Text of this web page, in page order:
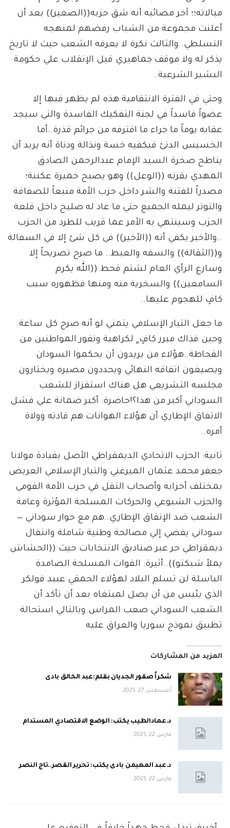
مبالاته؛؛ آخر مصائبه أنه شق حزبه((الصغير)) بعد أن
أعلنت مجموعة من الشباب رفضهم لمنهجه
التسلطي..والثالث نكرة لا يعرفه الشعب حيث لا تاريخ
يذكر له ولا موقف جماهيري قبل الإنقلاب علي حكومة
البشير الشرعية..
وحتي في الفترة الانتقامية هذه لم يظهر فيها إلا
عضواً فاسداً في لجنة التفكيك الفاسدة والتي سيجد
عقابه يوماً ما جراء ما اقترفه من جرائم قذرة..أما
الخسيس الدنئ فيكفيه خسة ونذالة ودناة أنه يريد أن
يناطح صخرة السيد الإمام عبدالرحمن الصادق
المهدي بقرنه ((الوعل)) وهو يصبح خميرة عكننة؛
مصدراً للفتنة والشر داخل حزب الأمة منبعاً للصفاقة
والتوتر ليمله الجميع حتي ما عاد له صليح داخل قلعة
الحزب وسينتهي به الأمر عما قريب للطرد من الحزب
..والأخير يكفي أنه ((الأخير)) في كل شئ إلا في السفالة
و((الثقالة)) والسفه والعبط.. ما صرح تصريحاً إلا
وسارع الرأي العام لشتم قحط ((الله يكرم
السامعين)) والسخرية منه ومنها فظهوره سبب
كافٍ للهجوم عليها..
ما جعل التيار الإسلامي يتمني لو أنه صرح كل ساعة
وحين فذاك مبرر كافٍ ٍ لكراهية ونفور المواطنين من
القحاطة..هؤلاء من يريدون أن يحكموا السودان
ويصيغون اتفاقه النهائي ويحددون مصيره ويختارون
مجلسه التشريعي هل هناك استفزاز للشعب
السوداني أكبر من هذا؟!حاضرة: أكبر ضمانة علي فشل
الاتفاق الإطاري أن هؤلاء الهوانات هم قادته وولاة
أمره..
ثانية: الحزب الاتحادي الديمقراطي الأصل بقيادة مولانا
جعفر محمد عثمان الميرغني والتيار الإسلامي العريض
بمختلف أحزابه وأصحاب الثقل في حزب الأمة القومي
والحزب الشيوعي والحركات المسلحة المؤثرة وعامة
الشعب ضد الإتفاق الإطاري..هم مع حوار سوداني —
سوداني يفضي إلي مصالحة وطنية شاملة وانتقال
ديمقراطي حر عبر صناديق الانتخابات حيث ((الحشاش
يملأ شبكتو))..أثيرة: القوات المسلحة الصامدة
الباسلة لن تسلم البلاد لهؤلاء الحمقي عبيد فولكر
الذي يئيس من أن يصل لمبتغاه بعد أن تأكد أن
الشعب السوداني صعب المراس وبالتالي استحالة
تطبيق نموذج سوريا والعراق عليه
المزيد من المشاركات
شكراً صقور الجديان بقلم:عبد الخالق بادى
أغسطس 27, 2025
د.عمادالطيب يكتب: الوضع الاقتصادي المستدام
مارس 22, 2025
د.عبد المهيمن بادى يكتب: تحرير القصر..تاج النصر
مارس 22, 2025